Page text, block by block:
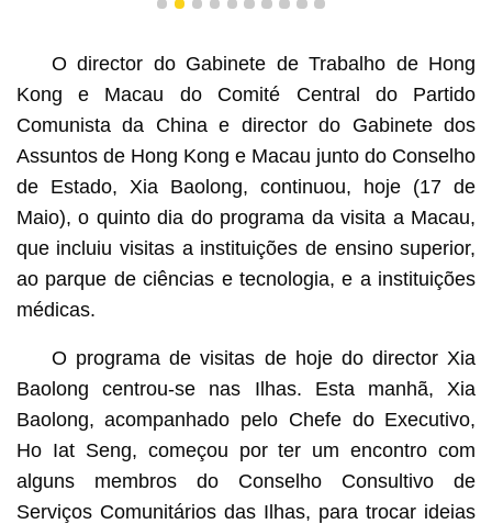
1 2 3 4 5 6 7 8 9 10
O director do Gabinete de Trabalho de Hong
Kong e Macau do Comité Central do Partido
Comunista da China e director do Gabinete dos
Assuntos de Hong Kong e Macau junto do Conselho
de Estado, Xia Baolong, continuou, hoje (17 de
Maio), o quinto dia do programa da visita a Macau,
que incluiu visitas a instituições de ensino superior,
ao parque de ciências e tecnologia, e a instituições
médicas.
O programa de visitas de hoje do director Xia
Baolong centrou-se nas Ilhas. Esta manhã, Xia
Baolong, acompanhado pelo Chefe do Executivo,
Ho Iat Seng, começou por ter um encontro com
alguns membros do Conselho Consultivo de
Serviços Comunitários das Ilhas, para trocar ideias